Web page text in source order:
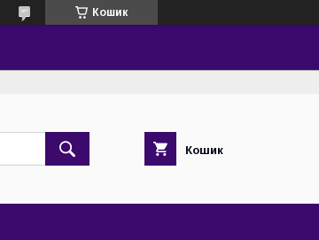
Кошик
Кошик